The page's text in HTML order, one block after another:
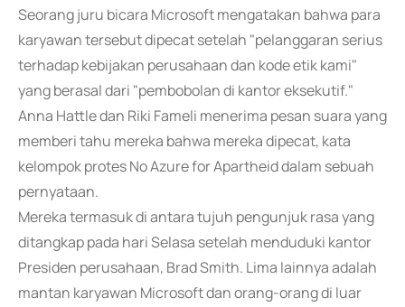
Seorang juru bicara Microsoft mengatakan bahwa para
karyawan tersebut dipecat setelah "pelanggaran serius
terhadap kebijakan perusahaan dan kode etik kami"
yang berasal dari "pembobolan di kantor eksekutif."
Anna Hattle dan Riki Fameli menerima pesan suara yang
memberi tahu mereka bahwa mereka dipecat, kata
kelompok protes No Azure for Apartheid dalam sebuah
pernyataan.
Mereka termasuk di antara tujuh pengunjuk rasa yang
ditangkap pada hari Selasa setelah menduduki kantor
Presiden perusahaan, Brad Smith. Lima lainnya adalah
mantan karyawan Microsoft dan orang-orang di luar